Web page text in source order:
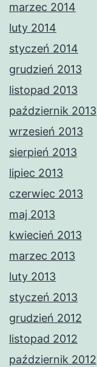
marzec 2014
luty 2014
styczeń 2014
grudzień 2013
listopad 2013
październik 2013
wrzesień 2013
sierpień 2013
lipiec 2013
czerwiec 2013
maj 2013
kwiecień 2013
marzec 2013
luty 2013
styczeń 2013
grudzień 2012
listopad 2012
październik 2012